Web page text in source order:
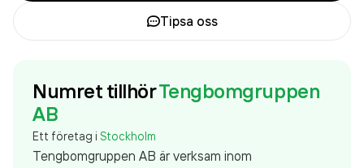
Tipsa oss
Numret tillhörTengbomgruppen
AB
Ett företag i Stockholm
Tengbomgruppen AB är verksam inom